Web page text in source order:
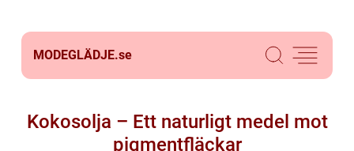
MODEGLÄDJE.se
Kokosolja – Ett naturligt medel mot
pigmentfläckar